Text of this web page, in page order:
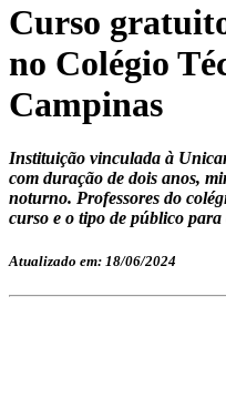
Curso
no Colégio
Campinas
Instituição vinculada à
com duração de dois anos,
noturno. Professores do
curso e o tipo de público
Atualizado em: 18/06/2024